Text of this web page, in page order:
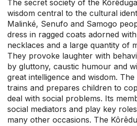
The secret society of the
wisdom central to the cultural
Malinké, Senufo and Samogo
dress in ragged coats adorned
necklaces and a large quantity of
They provoke laughter with
by gluttony, caustic humour and
great intelligence and wisdom.
trains and prepares children to
deal with social problems. Its
social mediators and play key
many other occasions. The